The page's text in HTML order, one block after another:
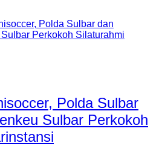
Polda Sulbar
Sulbar Perkokoh